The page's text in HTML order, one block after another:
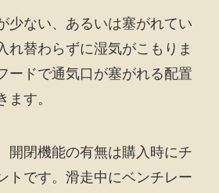
少ない、あるいは塞がれてい
れ替わらずに湿気がこもりま
ードで通気口が塞がれる配置
ます。
開閉機能の有無は購入時にチ
トです。滑走中にベンチレー